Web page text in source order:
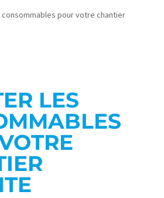
pour votre chantier
LES